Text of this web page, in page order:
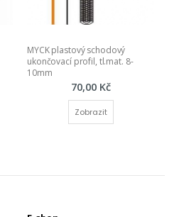
MYCK plastový schodový
ukončovací profil, tl.mat. 8-
10mm
70,00 Kč
Zobrazit